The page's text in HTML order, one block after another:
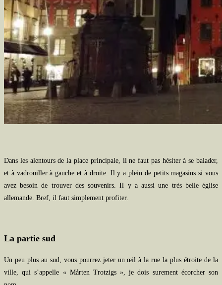
Dans les alentours de la place principale, il ne faut pas hésiter à se balader,
et à vadrouiller à gauche et à droite. Il y a plein de petits magasins si vous
avez besoin de trouver des souvenirs. Il y a aussi une très belle église
allemande. Bref, il faut simplement profiter.
La partie sud
Un peu plus au sud, vous pourrez jeter un œil à la rue la plus étroite de la
ville, qui s’appelle « Mårten Trotzigs », je dois surement écorcher son